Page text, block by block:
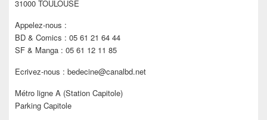
latérale
31000 TOULOUSE
Appelez-nous :
BD & Comics : 05 61 21 64 44
SF & Manga : 05 61 12 11 85
Ecrivez-nous : bedecine@canalbd.net
Métro ligne A (Station Capitole)
Parking Capitole